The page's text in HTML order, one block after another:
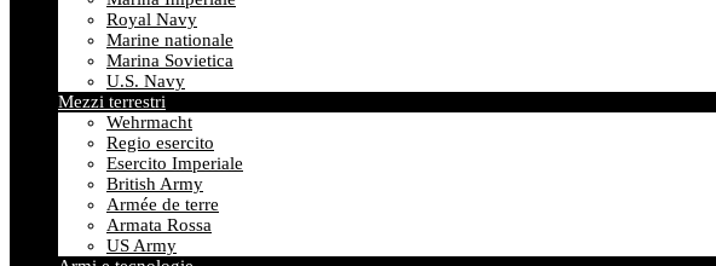
Royal Navy
Marine nationale
Marina Sovietica
U.S. Navy
Mezzi terrestri
Wehrmacht
Regio esercito
Esercito Imperiale
British Army
Armée de terre
Armata Rossa
US Army